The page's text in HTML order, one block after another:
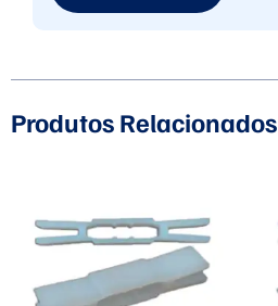
Produtos Relacionados